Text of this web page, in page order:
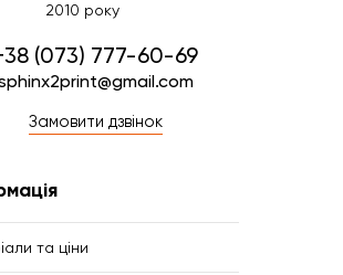
2010 року
(073) 777-60-69
Замовити дзвінок
та ціни